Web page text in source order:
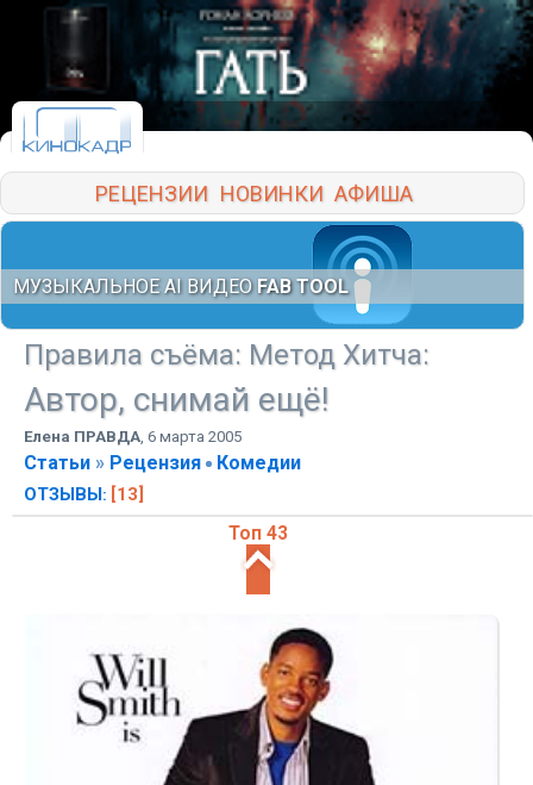
РЕЦЕНЗИИ НОВИНКИ АФИША
МУЗЫКАЛЬНОЕ AI ВИДЕО FAB TOOL
Правила съёма: Метод Хитча:
Автор, снимай ещё!
Елена ПРАВДА, 6 марта 2005
Статьи » Рецензия Комедии
ОТЗЫВЫ: [13]
Топ 43